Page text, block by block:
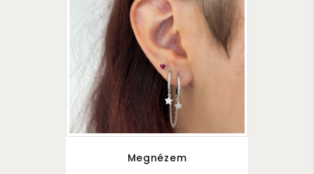
Megnézem